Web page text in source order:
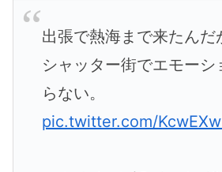
出張で熱海まで来たんだ
シャッター街でエモーシ
らない。
pic.twitter.com/